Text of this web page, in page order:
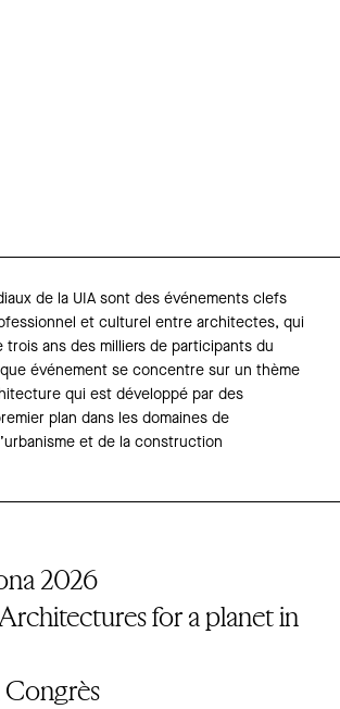
de la UIA sont des événements clefs
et culturel entre architectes, qui
trois ans des milliers de participants du
événement se concentre sur un thème
qui est développé par des
plan dans les domaines de
et de la construction
2026
for a planet in
Congrès